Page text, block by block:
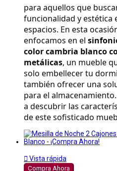
para aquellos que
funcionalidad y estética
espacios. En esta
enfocamos en el
color cambria blanco
metálicas, un mueble
solo embellecer tu
también ofrecer una
para el
a descubrir las
de este sofisticado
 Vista rápida
Compra Ahora